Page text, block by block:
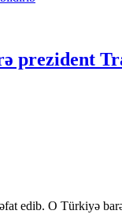
prezident
edib. O Türkiyə